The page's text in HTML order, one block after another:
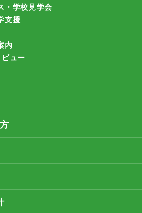
・学校見学会
支援
内
ュー